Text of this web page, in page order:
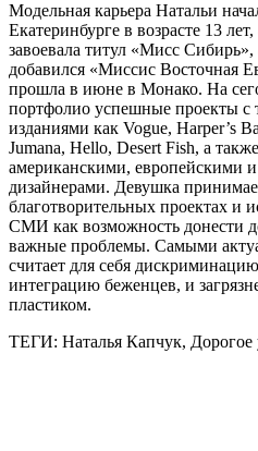
Модельная карьера Натальи
Екатеринбурге в возрасте 13
завоевала титул «Мисс
добавился «Миссис Восточная
прошла в июне в Монако. На
портфолио успешные проекты с
изданиями как Vogue, Harper’s
Jumana, Hello, Desert Fish, а
американскими, европейскими
дизайнерами. Девушка
благотворительных проектах и
СМИ как возможность донести
важные проблемы. Самыми
считает для себя
интеграцию беженцев, и
пластиком.
ТЕГИ: Наталья Капчук, Дорогое